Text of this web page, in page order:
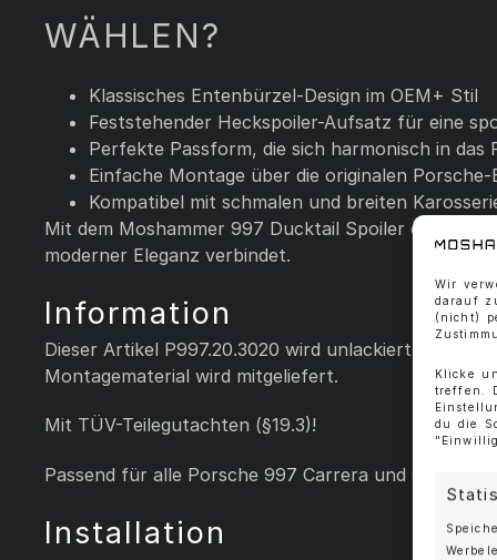
Wir
darauf
(nicht)
Klicke
treffen.
du die
WÄHLEN?
Klassisches Entenbürzel-Design im OEM+ Stil
Feststehender Heckspoiler-Aufsatz für eine
Perfekte Passform, die sich harmonisch in das
Einfache Montage über die originalen
Kompatibel mit schmalen und breiten
Mit dem Moshammer 997 Ducktail Spoiler erhält
moderner Eleganz verbindet.
Information
Dieser Artikel P997.20.3020 wird unlackiert geliefert.
Montagematerial wird mitgeliefert.
Mit TÜV-Teilegutachten (§19.3)!
Passend für alle Porsche 997 Carrera und GTS
Installation